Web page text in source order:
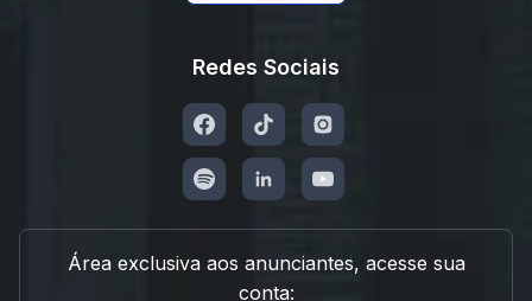
Redes Sociais
Área exclusiva aos anunciantes, acesse sua
conta: